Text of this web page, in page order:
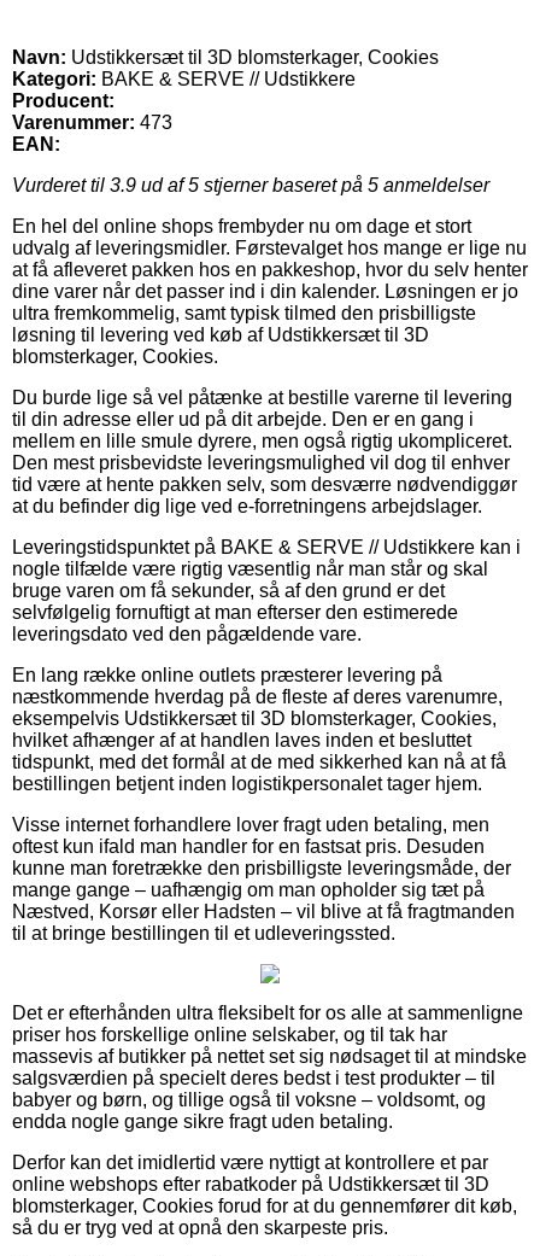
Navn: Udstikkersæt til 3D blomsterkager, Cookies
Kategori: BAKE & SERVE // Udstikkere
Producent:
Varenummer: 473
EAN:
Vurderet til 3.9 ud af 5 stjerner baseret på 5 anmeldelser
En hel del online shops frembyder nu om dage et stort
udvalg af leveringsmidler. Førstevalget hos mange er lige nu
at få afleveret pakken hos en pakkeshop, hvor du selv henter
dine varer når det passer ind i din kalender. Løsningen er jo
ultra fremkommelig, samt typisk tilmed den prisbilligste
løsning til levering ved køb af Udstikkersæt til 3D
blomsterkager, Cookies.
Du burde lige så vel påtænke at bestille varerne til levering
til din adresse eller ud på dit arbejde. Den er en gang i
mellem en lille smule dyrere, men også rigtig ukompliceret.
Den mest prisbevidste leveringsmulighed vil dog til enhver
tid være at hente pakken selv, som desværre nødvendiggør
at du befinder dig lige ved e-forretningens arbejdslager.
Leveringstidspunktet på BAKE & SERVE // Udstikkere kan i
nogle tilfælde være rigtig væsentlig når man står og skal
bruge varen om få sekunder, så af den grund er det
selvfølgelig fornuftigt at man efterser den estimerede
leveringsdato ved den pågældende vare.
En lang række online outlets præsterer levering på
næstkommende hverdag på de fleste af deres varenumre,
eksempelvis Udstikkersæt til 3D blomsterkager, Cookies,
hvilket afhænger af at handlen laves inden et besluttet
tidspunkt, med det formål at de med sikkerhed kan nå at få
bestillingen betjent inden logistikpersonalet tager hjem.
Visse internet forhandlere lover fragt uden betaling, men
oftest kun ifald man handler for en fastsat pris. Desuden
kunne man foretrække den prisbilligste leveringsmåde, der
mange gange – uafhængig om man opholder sig tæt på
Næstved, Korsør eller Hadsten – vil blive at få fragtmanden
til at bringe bestillingen til et udleveringssted.
Det er efterhånden ultra fleksibelt for os alle at sammenligne
priser hos forskellige online selskaber, og til tak har
massevis af butikker på nettet set sig nødsaget til at mindske
salgsværdien på specielt deres bedst i test produkter – til
babyer og børn, og tillige også til voksne – voldsomt, og
endda nogle gange sikre fragt uden betaling.
Derfor kan det imidlertid være nyttigt at kontrollere et par
online webshops efter rabatkoder på Udstikkersæt til 3D
blomsterkager, Cookies forud for at du gennemfører dit køb,
så du er tryg ved at opnå den skarpeste pris.